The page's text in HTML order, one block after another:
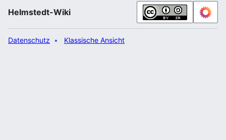
Helmstedt-Wiki
Datenschutz Klassische Ansicht